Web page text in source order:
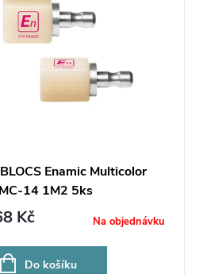
Enamic Multicolor
14 1M2 5ks
Kč Na objednávku
Do košíku